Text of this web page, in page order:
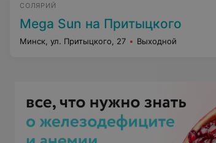
СОЛЯРИЙ
Mega Sun на Притыцкого
Минск, ул. Притыцкого, 27 Выходной